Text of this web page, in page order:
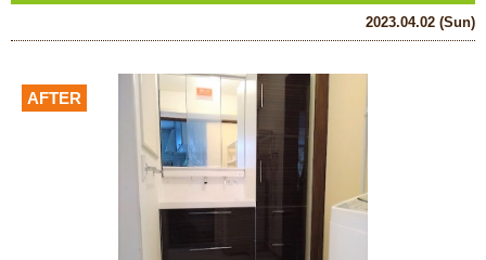
2023.04.02 (Sun)
AFTER